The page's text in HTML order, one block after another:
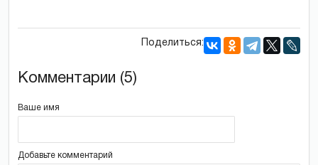
Поделиться:
Комментарии (5)
Ваше имя
Добавьте комментарий